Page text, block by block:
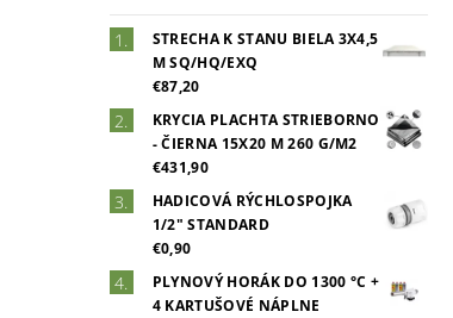
STRECHA K STANU BIELA 3X4,5
M SQ/HQ/EXQ
€87,20
KRYCIA PLACHTA STRIEBORNO
- ČIERNA 15X20 M 260 G/M2
€431,90
HADICOVÁ RÝCHLOSPOJKA
1/2" STANDARD
€0,90
PLYNOVÝ HORÁK DO 1300 °C +
4 KARTUŠOVÉ NÁPLNE